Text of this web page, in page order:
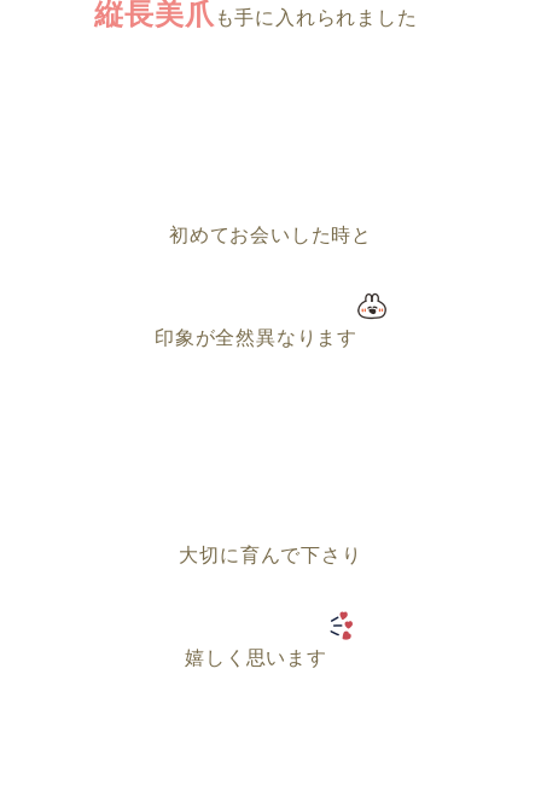
縦長美爪 も手に入れられました
初めてお会いした時と
印象が全然異なります
大切に育んで下さり
嬉しく思います